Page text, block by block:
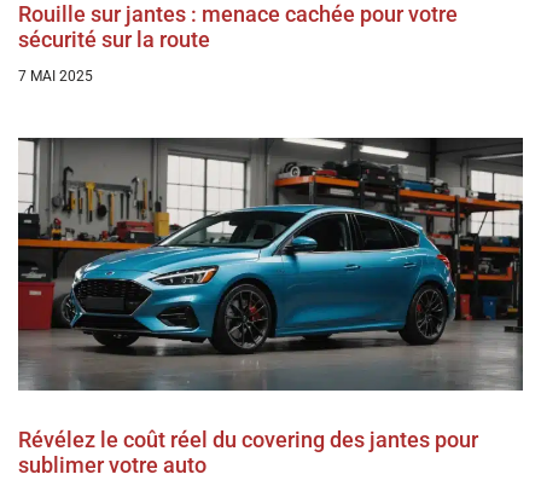
Rouille sur jantes : menace cachée pour votre
sécurité sur la route
7 MAI 2025
Révélez le coût réel du covering des jantes pour
sublimer votre auto